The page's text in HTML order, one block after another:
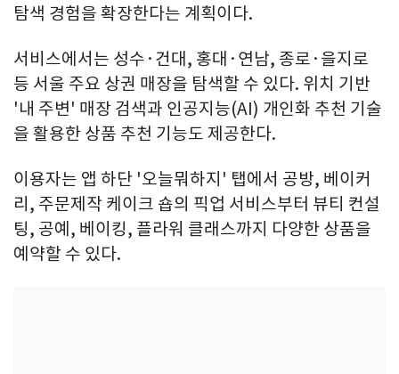
탐색 경험을 확장한다는 계획이다.
서비스에서는 성수·건대, 홍대·연남, 종로·을지로
등 서울 주요 상권 매장을 탐색할 수 있다. 위치 기반
'내 주변' 매장 검색과 인공지능(AI) 개인화 추천 기술
을 활용한 상품 추천 기능도 제공한다.
이용자는 앱 하단 '오늘뭐하지' 탭에서 공방, 베이커
리, 주문제작 케이크 숍의 픽업 서비스부터 뷰티 컨설
팅, 공예, 베이킹, 플라워 클래스까지 다양한 상품을
예약할 수 있다.